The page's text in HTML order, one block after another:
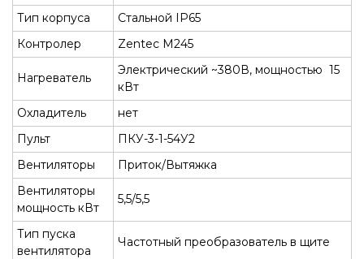
Тип корпуса
Стальной IP65
Контролер
Zentec М245
Нагреватель
Электрический ~380В, мощностью 15
кВт
Охладитель
нет
Пульт
ПКУ-3-1-54У2
Вентиляторы
Приток/Вытяжка
Вентиляторы
мощность кВт
5,5/5,5
Тип пуска
вентилятора
Частотный преобразователь в щите